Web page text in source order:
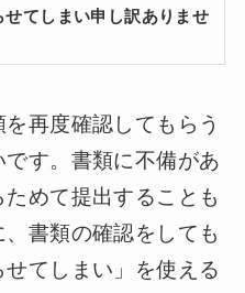
せてしまい申し訳ありませ
再度確認してもらう
す。書類に不備があ
めて提出することも
書類の確認をしても
てしまい」を使える